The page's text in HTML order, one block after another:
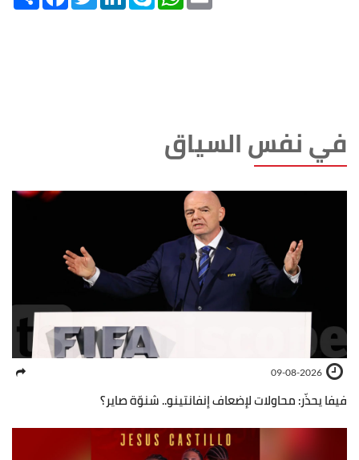
في نفس السياق
09-08-2026
فيفا يحذّر: محاولات لإضعاف إنفانتينو.. شنوّة صاير؟